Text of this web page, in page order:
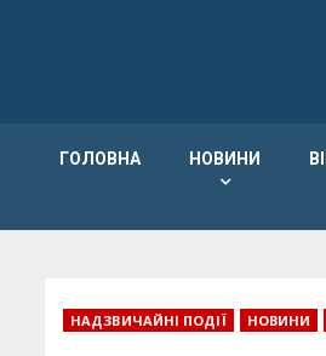
ГОЛОВНА НОВИНИ
НАДЗВИЧАЙНІ ПОДІЇ НОВИНИ